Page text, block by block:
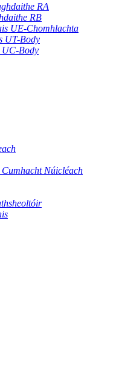
RA
RB
UE-Chomhlachta
UT-Body
UC-Body
Núicléach